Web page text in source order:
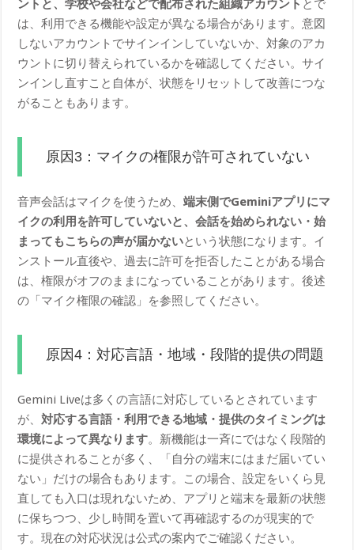
ントと、学校や会社などで配布された組織アカウント とで
は、利用できる機能や設定が異なる場合があります。意図
しないアカウントでサインインしていないか、対象のアカ
ウントに切り替えられているかを確認してください。サイ
ンインし直すこと自体が、状態をリセットして改善につな
がることもあります。
原因3：マイクの権限が許可されていない
音声会話はマイクを使うため、端末側でGeminiアプリにマ
イクの利用を許可していないと、会話を始められない・始
まってもこちらの声が届かないという状態になります。イ
ンストール直後や、過去に許可を拒否したことがある場合
は、権限がオフのままになっていることがあります。後述
の「マイク権限の確認」を参照してください。
原因4：対応言語・地域・段階的提供の問題
Gemini Liveは多くの言語に対応しているとされています
が、対応する言語・利用できる地域・提供のタイミングは
環境によって異なります。新機能は一斉にではなく段階的
に提供されることが多く、「自分の端末にはまだ届いてい
ない」だけの場合もあります。この場合、設定をいくら見
直しても入口は現れないため、アプリと端末を最新の状態
に保ちつつ、少し時間を置いて再確認するのが現実的で
す。現在の対応状況は公式の案内でご確認ください。